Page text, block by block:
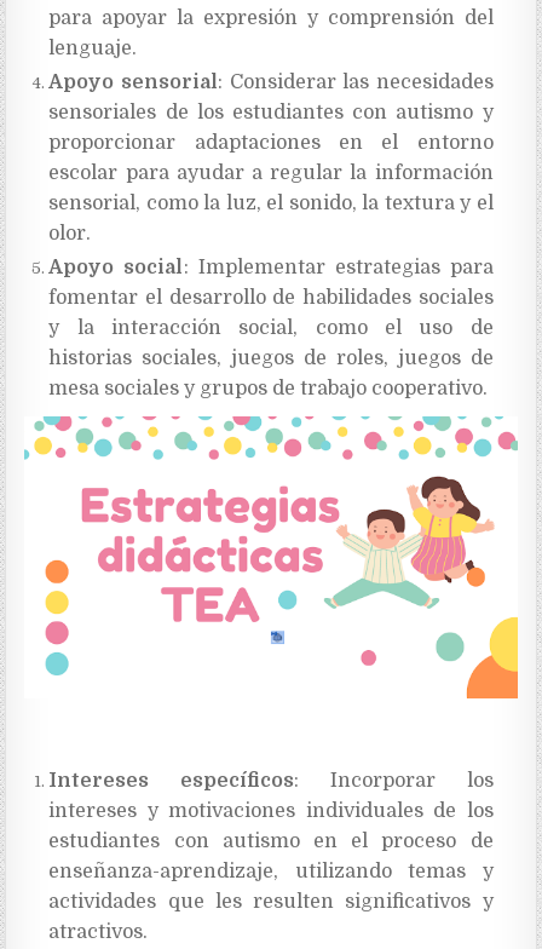
para apoyar la expresión y comprensión del
lenguaje.
Apoyo sensorial: Considerar las necesidades
sensoriales de los estudiantes con autismo y
proporcionar adaptaciones en el entorno
escolar para ayudar a regular la información
sensorial, como la luz, el sonido, la textura y el
olor.
Apoyo social: Implementar estrategias para
fomentar el desarrollo de habilidades sociales
y la interacción social, como el uso de
historias sociales, juegos de roles, juegos de
mesa sociales y grupos de trabajo cooperativo.
Intereses específicos: Incorporar los
intereses y motivaciones individuales de los
estudiantes con autismo en el proceso de
enseñanza-aprendizaje, utilizando temas y
actividades que les resulten significativos y
atractivos.